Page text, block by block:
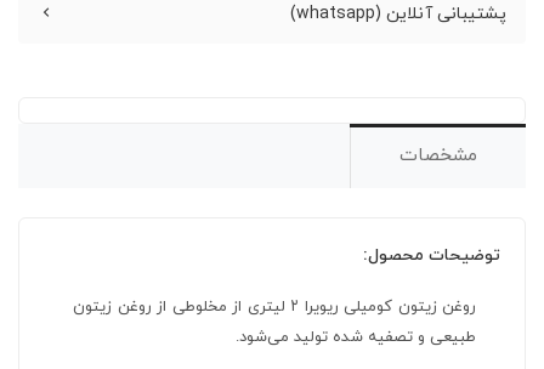
پشتیبانی آنلاین (whatsapp)
مشخصات
توضیحات محصول:
روغن زیتون کومیلی ریویرا ۲ لیتری از مخلوطی از روغن زیتون
طبیعی و تصفیه شده تولید می‌شود.